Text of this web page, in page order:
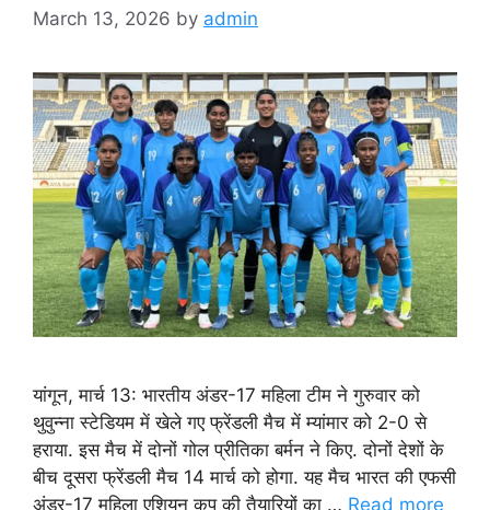
March 13, 2026 by admin
यांगून, मार्च 13: भारतीय अंडर-17 महिला टीम ने गुरुवार को
थुवुन्ना स्टेडियम में खेले गए फ्रेंडली मैच में म्यांमार को 2-0 से
हराया. इस मैच में दोनों गोल प्रीतिका बर्मन ने किए. दोनों देशों के
बीच दूसरा फ्रेंडली मैच 14 मार्च को होगा. यह मैच भारत की एफसी
अंडर-17 महिला एशियन कप की तैयारियों का … Read more